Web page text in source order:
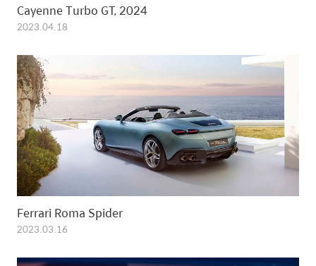
Cayenne Turbo GT, 2024
2023.04.18
Ferrari Roma Spider
2023.03.16